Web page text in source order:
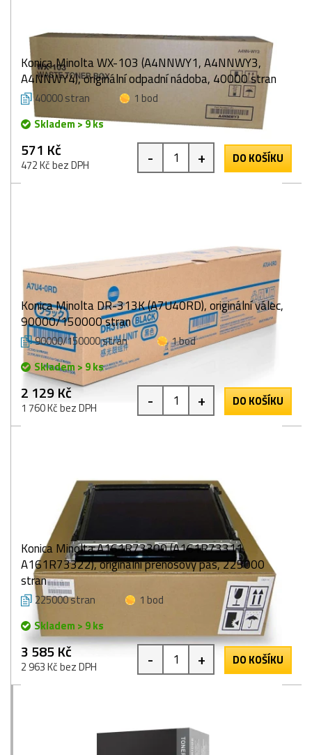
Konica Minolta WX-103 (A4NNWY1, A4NNWY3,
A4NNWY4), originální odpadní nádoba, 40000 stran
40000 stran
1 bod
Skladem > 9 ks
571 Kč
472 Kč bez DPH - + DO KOŠÍKU
Konica Minolta DR-313K (A7U40RD), originální válec,
90000/150000 stran
90000/150000 stran
1 bod
Skladem > 9 ks
2 129 Kč
1 760 Kč bez DPH - + DO KOŠÍKU
Konica Minolta A161R73300 (A161R73311,
A161R73322), originální přenosový pás, 225000
stran
225000 stran
1 bod
Skladem > 9 ks
3 585 Kč
2 963 Kč bez DPH - + DO KOŠÍKU